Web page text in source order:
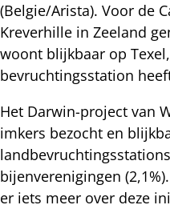
(Belgie/Arista). Voor de
Kreverhille in Zeeland
woont blijkbaar op
bevruchtingsstation
Het Darwin-project van
imkers bezocht en
bijenverenigingen
er iets meer over deze